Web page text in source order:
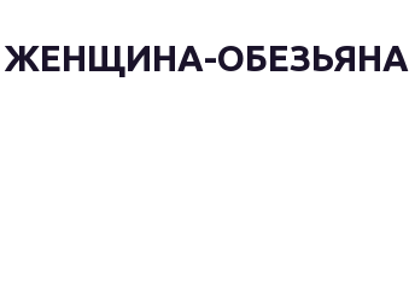
ОБЕЗЬЯНА